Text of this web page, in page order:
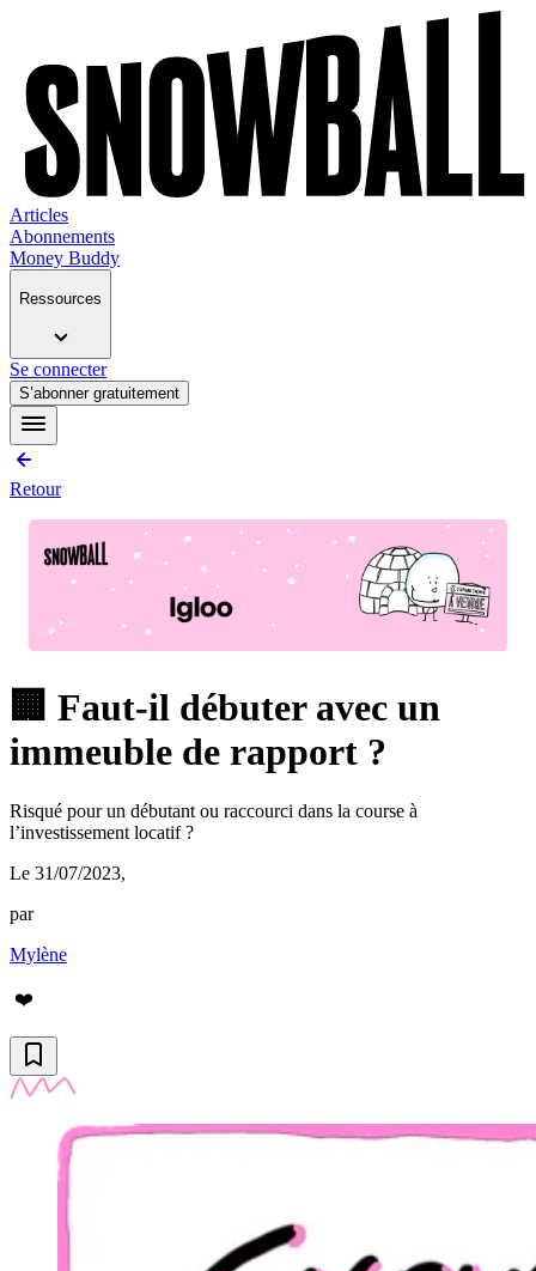
Articles
Abonnements
Money Buddy
Ressources
Se connecter
S’abonner gratuitement
Retour
🏢 Faut-il débuter avec un
immeuble de rapport ?
Risqué pour un débutant ou raccourci dans la course à
l’investissement locatif ?
Le 31/07/2023,
par
Mylène
❤️